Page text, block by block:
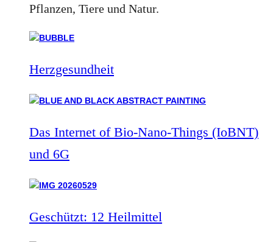
Pflanzen, Tiere und Natur.
Herzgesundheit
Das Internet of Bio-Nano-Things (IoBNT)
und 6G
Geschützt: 12 Heilmittel